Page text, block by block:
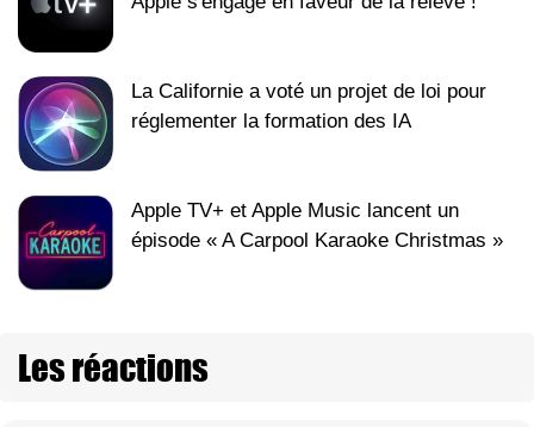
La Californie a voté un projet de loi pour
réglementer la formation des IA
Apple TV+ et Apple Music lancent un
épisode « A Carpool Karaoke Christmas »
Les réactions